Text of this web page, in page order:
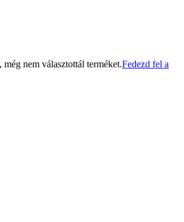
nem választottál terméket.Fedezd fel a